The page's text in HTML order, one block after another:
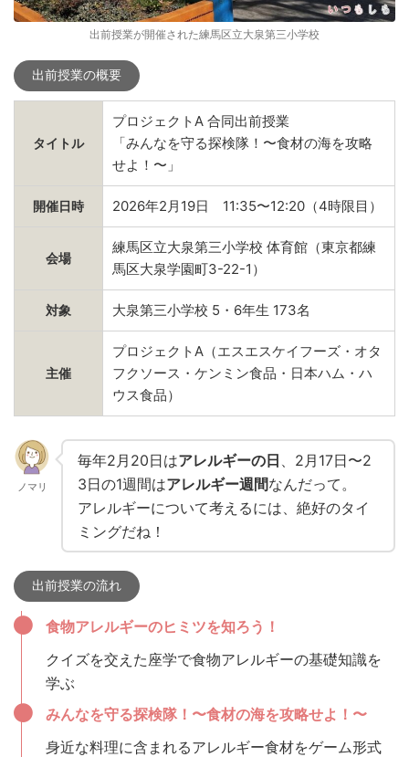
出前授業が開催された練馬区立大泉第三小学校
出前授業の概要
タイトル
プロジェクトA 合同出前授業
「みんなを守る探検隊！〜食材の海を攻略
せよ！〜」
開催日時 2026年2月19日 11:35〜12:20（4時限目）
会場
練馬区立大泉第三小学校 体育館（東京都練
馬区大泉学園町3-22-1）
対象 大泉第三小学校 5・6年生 173名
主催
プロジェクトA（エスエスケイフーズ・オタ
フクソース・ケンミン食品・日本ハム・ハ
ウス食品）
ノマリ
毎年2月20日はアレルギーの日 、2月17日〜2
3日の1週間はアレルギー週間なんだって。
アレルギーについて考えるには、絶好のタイ
ミングだね！
出前授業の流れ
食物アレルギーのヒミツを知ろう！
クイズを交えた座学で食物アレルギーの基礎知識を
学ぶ
みんなを守る探検隊！〜食材の海を攻略せよ！〜
身近な料理に含まれるアレルギー食材をゲーム形式